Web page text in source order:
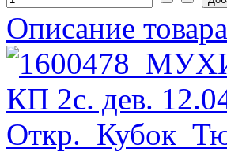
Описание товара